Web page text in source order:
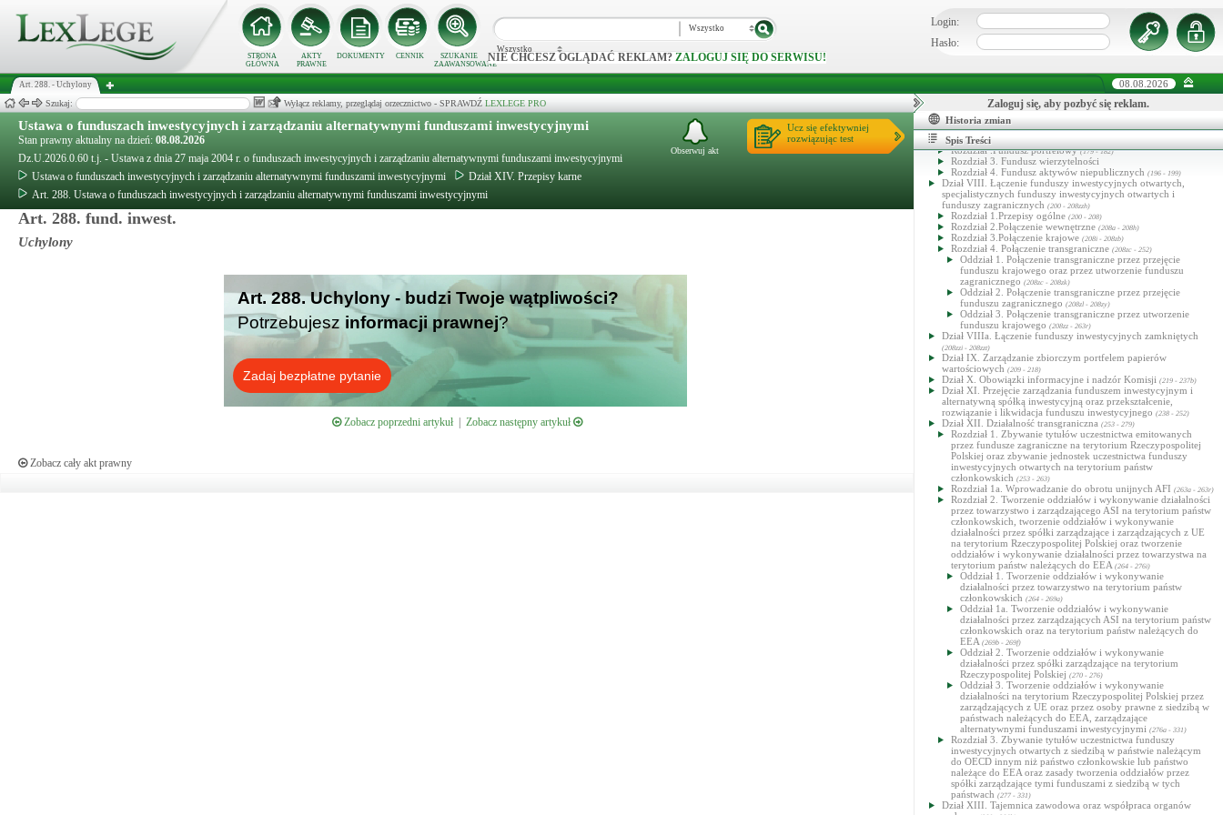
STRONA
GŁÓWNA
AKTY
PRAWNE
DOKUMENTY CENNIK
SZUKANIE
ZAAWANSOWANE
Wszystko
Wszystko
NIE CHCESZ OGLĄDAĆ REKLAM? ZALOGUJ SIĘ DO SERWISU!
Login:
Hasło:
Art. 288. - Uchylony 08.08.2026
Szukaj: Wyłącz reklamy, przeglądaj orzecznictwo - SPRAWDŹ LEXLEGE PRO
Ustawa o funduszach inwestycyjnych i zarządzaniu alternatywnymi funduszami inwestycyjnymi
Stan prawny aktualny na dzień: 08.08.2026
Dz.U.2026.0.60 t.j. - Ustawa z dnia 27 maja 2004 r. o funduszach inwestycyjnych i zarządzaniu alternatywnymi funduszami inwestycyjnymi
Ustawa o funduszach inwestycyjnych i zarządzaniu alternatywnymi funduszami inwestycyjnymi
Dział XIV. Przepisy karne
Art. 288. Ustawa o funduszach inwestycyjnych i zarządzaniu alternatywnymi funduszami inwestycyjnymi
Ucz się efektywniej
rozwiązując test
Obserwuj akt
Art. 288. fund. inwest.
Uchylony
Art. 288. Uchylony - budzi Twoje wątpliwości?
Potrzebujesz informacji prawnej?
Zadaj bezpłatne pytanie
Zobacz poprzedni artykuł| Zobacz następny artykuł
Zobacz cały akt prawny
Zaloguj się, aby pozbyć się reklam.
Historia zmian
Spis Treści
Dział VI. Szczególne konstrukcje funduszy inwestycyjnych
Rozdział 1. Fundusze inwestycyjne z różnymi kategoriami
jednostek uczestnictwa
subfunduszami(159 - 169)
Rozdział 2a. Fundusze inwestycyjne otwarte podstawowe i
powiązane
Rozdział 3. Pozostałe fundusze inwestycyjne podstawowe i
powiązane(170 - 177)
Dział VII. Szczególne typy funduszy inwestycyjnych(178 - 199)
Rozdział 1. Fundusz rynku pieniężnego
Rozdział .Fundusz portfelowy(179 - 182)
Rozdział 3. Fundusz wierzytelności
Rozdział 4. Fundusz aktywów niepublicznych (196 - 199)
Dział VIII. Łączenie funduszy inwestycyjnych otwartych,
specjalistycznych funduszy inwestycyjnych otwartych i
funduszy zagranicznych (200 - 208zzh)
Rozdział 1.Przepisy ogólne (200 - 208)
Rozdział 2.Połączenie wewnętrzne (208a - 208h)
Rozdział 3.Połączenie krajowe (208i - 208zb)
Rozdział 4. Połączenie transgraniczne (208zc - 252)
Oddział 1. Połączenie transgraniczne przez przejęcie
funduszu krajowego oraz przez utworzenie funduszu
zagranicznego (208zc - 208zk)
Oddział 2. Połączenie transgraniczne przez przejęcie
funduszu zagranicznego (208zl - 208zy)
Oddział 3. Połączenie transgraniczne przez utworzenie
funduszu krajowego (208zz - 263r)
Dział VIIIa. Łączenie funduszy inwestycyjnych zamkniętych
(208zzi - 208zzt)
Dział IX. Zarządzanie zbiorczym portfelem papierów
wartościowych (209 - 218)
Dział X. Obowiązki informacyjne i nadzór Komisji (219 - 237b)
Dział XI. Przejęcie zarządzania funduszem inwestycyjnym i
alternatywną spółką inwestycyjną oraz przekształcenie,
rozwiązanie i likwidacja funduszu inwestycyjnego (238 - 252)
Dział XII. Działalność transgraniczna (253 - 279)
Rozdział 1. Zbywanie tytułów uczestnictwa emitowanych
przez fundusze zagraniczne na terytorium Rzeczypospolitej
Polskiej oraz zbywanie jednostek uczestnictwa funduszy
inwestycyjnych otwartych na terytorium państw
członkowskich (253 - 263)
Rozdział 1a. Wprowadzanie do obrotu unijnych AFI (263a - 263r)
Rozdział 2. Tworzenie oddziałów i wykonywanie działalności
przez towarzystwo i zarządzającego ASI na terytorium państw
członkowskich, tworzenie oddziałów i wykonywanie
działalności przez spółki zarządzające i zarządzających z UE
na terytorium Rzeczypospolitej Polskiej oraz tworzenie
oddziałów i wykonywanie działalności przez towarzystwa na
terytorium państw należących do EEA (264 - 276i)
Oddział 1. Tworzenie oddziałów i wykonywanie
działalności przez towarzystwo na terytorium państw
członkowskich (264 - 269a)
Oddział 1a. Tworzenie oddziałów i wykonywanie
działalności przez zarządzających ASI na terytorium państw
członkowskich oraz na terytorium państw należących do
EEA (269b - 269f)
Oddział 2. Tworzenie oddziałów i wykonywanie
działalności przez spółki zarządzające na terytorium
Rzeczypospolitej Polskiej (270 - 276)
Oddział 3. Tworzenie oddziałów i wykonywanie
działalności na terytorium Rzeczypospolitej Polskiej przez
zarządzających z UE oraz przez osoby prawne z siedzibą w
państwach należących do EEA, zarządzające
alternatywnymi funduszami inwestycyjnymi (276a - 331)
Rozdział 3. Zbywanie tytułów uczestnictwa funduszy
inwestycyjnych otwartych z siedzibą w państwie należącym
do OECD innym niż państwo członkowskie lub państwo
należące do EEA oraz zasady tworzenia oddziałów przez
spółki zarządzające tymi funduszami z siedzibą w tych
państwach (277 - 331)
Dział XIII. Tajemnica zawodowa oraz współpraca organów